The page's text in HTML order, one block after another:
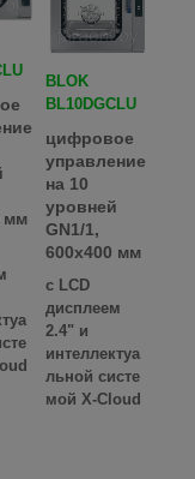
мм
BLOK
BL10DGCLU
цифровое
управление
на 10
уровней
GN1/1,
600х400 мм
c LCD
дисплеем
2.4" и
интеллектуа
льной систе
мой X-Cloud